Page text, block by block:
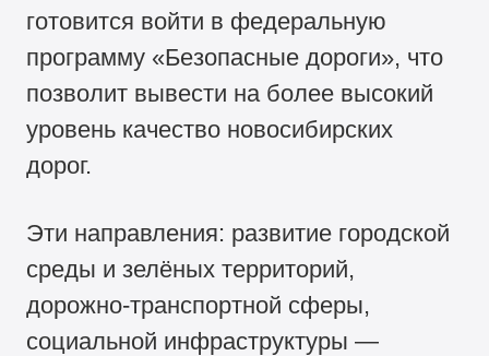
готовится войти в федеральную
программу «Безопасные дороги», что
позволит вывести на более высокий
уровень качество новосибирских
дорог.
Эти направления: развитие городской
среды и зелёных территорий,
дорожно-транспортной сферы,
социальной инфраструктуры —